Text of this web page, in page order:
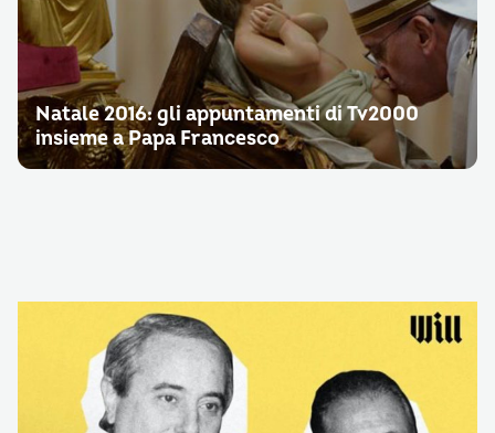
Natale 2016: gli appuntamenti di Tv2000
insieme a Papa Francesco